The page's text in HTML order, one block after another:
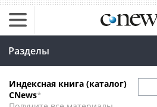
Разделы
Индексная книга (каталог)
CNews*